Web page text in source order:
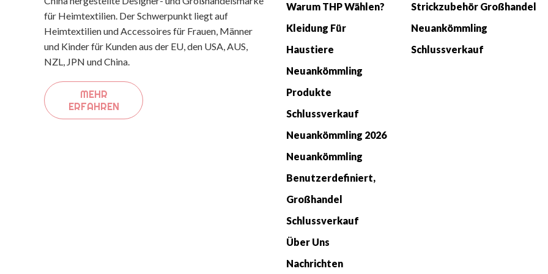
für Heimtextilien. Der Schwerpunkt liegt auf
Heimtextilien und Accessoires für Frauen, Männer
und Kinder für Kunden aus der EU, den USA, AUS,
NZL, JPN und China.
MEHR
ERFAHREN
Warum THP Wählen?
Kleidung Für
Haustiere
Neuankömmling
Produkte
Schlussverkauf
Neuankömmling 2026
Neuankömmling
Benutzerdefiniert,
Großhandel
Schlussverkauf
Über Uns
Nachrichten
Strickzubehör Großhandel
Neuankömmling
Schlussverkauf